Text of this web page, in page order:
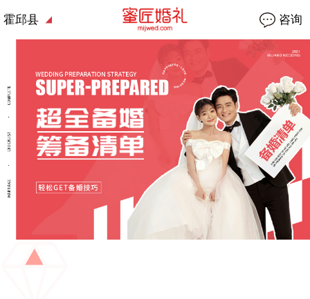
霍邱县 咨询